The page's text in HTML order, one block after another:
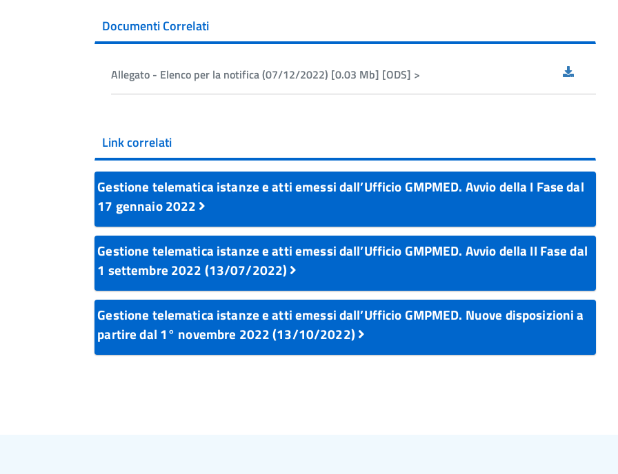
Documenti Correlati
Allegato - Elenco per la notifica (07/12/2022) [0.03 Mb] [ODS] >
Link correlati
Gestione telematica istanze e atti emessi dall’Ufficio GMPMED. Avvio della I Fase dal
17 gennaio 2022
Gestione telematica istanze e atti emessi dall’Ufficio GMPMED. Avvio della II Fase dal
1 settembre 2022 (13/07/2022)
Gestione telematica istanze e atti emessi dall’Ufficio GMPMED. Nuove disposizioni a
partire dal 1° novembre 2022 (13/10/2022)